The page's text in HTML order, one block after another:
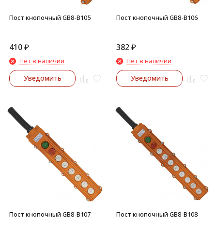
Пост кнопочный GB8-B105
410₽
Нет в наличии
Уведомить
Пост кнопочный GB8-B106
382₽
Нет в наличии
Уведомить
Пост кнопочный GB8-B107 Пост кнопочный GB8-B108